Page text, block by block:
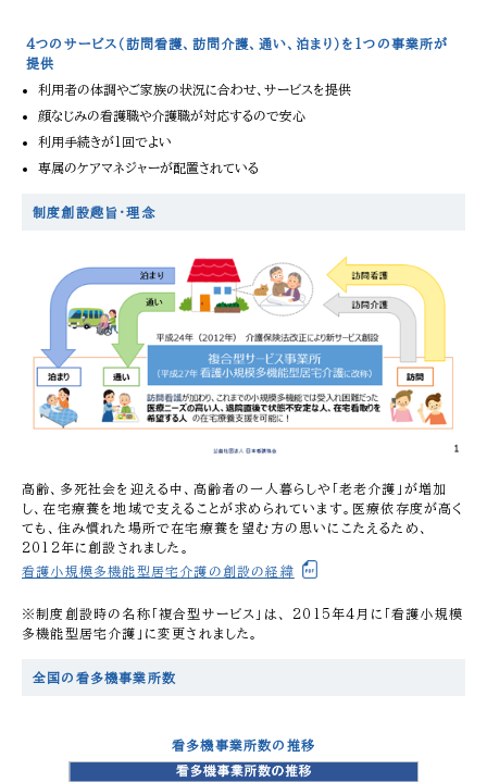
4つのサービス（訪問看護、訪問介護、通い、泊まり）を1つの事業所が
提供
利用者の体調やご家族の状況に合わせ、サービスを提供
顔なじみの看護職や介護職が対応するので安心
利用手続きが1回でよい
専属のケアマネジャーが配置されている
制度創設趣旨・理念
高齢、多死社会を迎える中、高齢者の一人暮らしや「老老介護」が増加
し、在宅療養を地域で支えることが求められています。医療依存度が高く
ても、住み慣れた場所で在宅療養を望む方の思いにこたえるため、
2012年に創設されました。
看護小規模多機能型居宅介護の創設の経緯
※制度創設時の名称「複合型サービス」は、 2015年4月に「看護小規模
多機能型居宅介護」に変更されました。
全国の看多機事業所数
看多機事業所数の推移